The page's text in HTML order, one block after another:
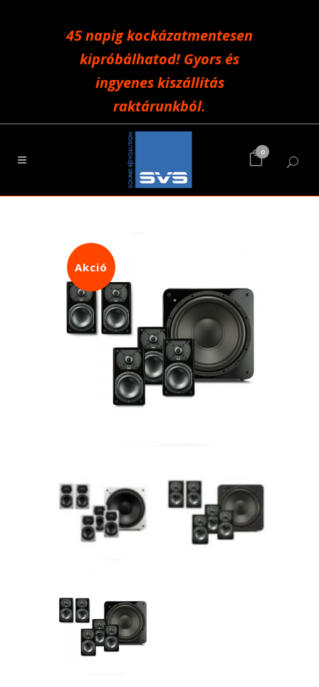
45 napig kockázatmentesen
kipróbálhatod! Gyors és
ingyenes kiszállítás
raktárunkból.
0
Akció